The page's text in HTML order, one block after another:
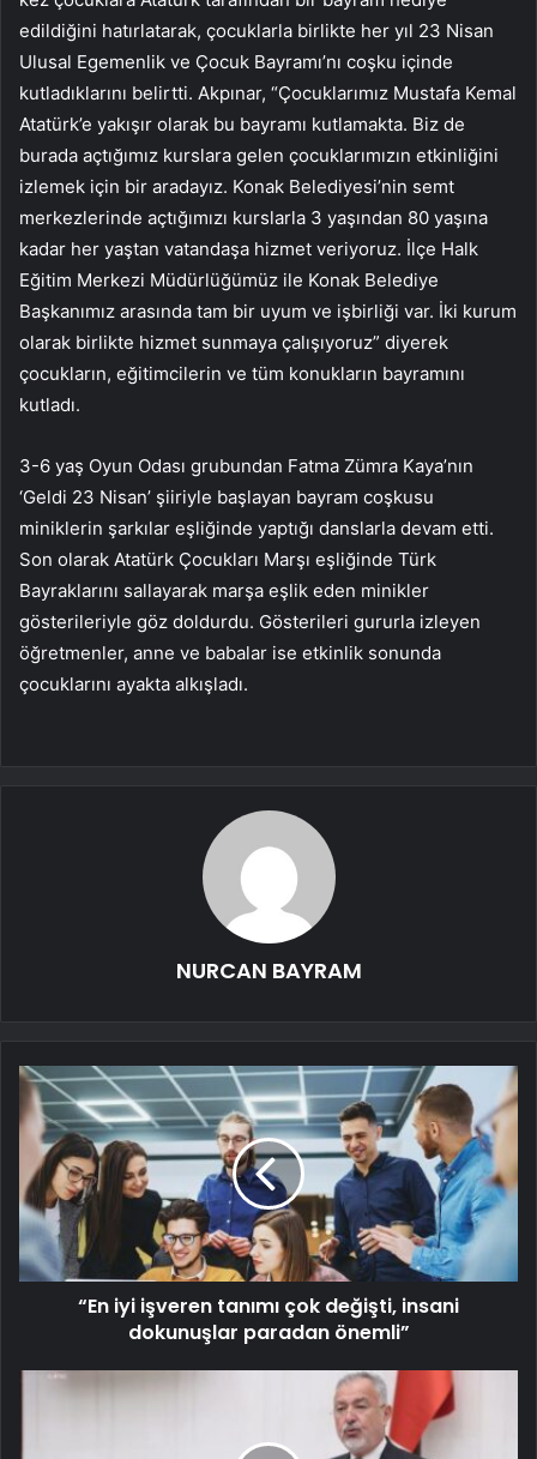
edildiğini hatırlatarak, çocuklarla birlikte her yıl 23 Nisan
Ulusal Egemenlik ve Çocuk Bayramı’nı coşku içinde
kutladıklarını belirtti. Akpınar, “Çocuklarımız Mustafa Kemal
Atatürk’e yakışır olarak bu bayramı kutlamakta. Biz de
burada açtığımız kurslara gelen çocuklarımızın etkinliğini
izlemek için bir aradayız. Konak Belediyesi’nin semt
merkezlerinde açtığımızı kurslarla 3 yaşından 80 yaşına
kadar her yaştan vatandaşa hizmet veriyoruz. İlçe Halk
Eğitim Merkezi Müdürlüğümüz ile Konak Belediye
Başkanımız arasında tam bir uyum ve işbirliği var. İki kurum
olarak birlikte hizmet sunmaya çalışıyoruz” diyerek
çocukların, eğitimcilerin ve tüm konukların bayramını
kutladı.
3-6 yaş Oyun Odası grubundan Fatma Zümra Kaya’nın
‘Geldi 23 Nisan’ şiiriyle başlayan bayram coşkusu
miniklerin şarkılar eşliğinde yaptığı danslarla devam etti.
Son olarak Atatürk Çocukları Marşı eşliğinde Türk
Bayraklarını sallayarak marşa eşlik eden minikler
gösterileriyle göz doldurdu. Gösterileri gururla izleyen
öğretmenler, anne ve babalar ise etkinlik sonunda
çocuklarını ayakta alkışladı.
NURCAN BAYRAM
“En iyi işveren tanımı çok değişti, insani
dokunuşlar paradan önemli”